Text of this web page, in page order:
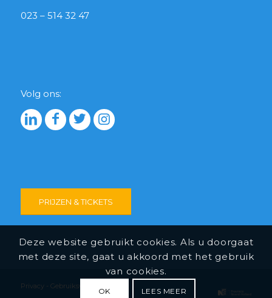
023 – 514 32 47
Volg ons:
PRIJZEN & TICKETS
Privacy- Gebruiksvoorwaarden
Deze website gebruikt cookies. Als u doorgaat
met deze site, gaat u akkoord met het gebruik
van cookies.
OK LEES MEER